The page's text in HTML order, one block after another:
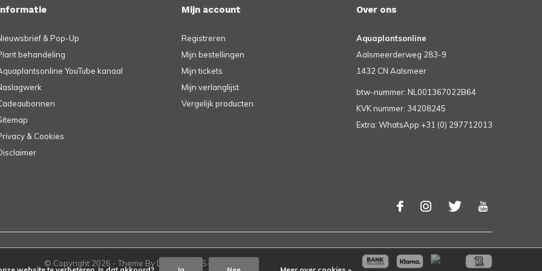
& Pop-Up
behandeling
YouTube kanaal
& Cookies
Mijn account
Registreren
Mijn bestellingen
Mijn tickets
Mijn verlanglijst
Vergelijk producten
Over ons
Aquaplantsonline
Aalsmeerderweg 283-9
1432 CN Aalsmeer
btw-nummer: NL001367022B64
KVK nummer: 34208245
Extra: WhatsApp +31 (0) 297712013
© Copyright 2026 - Theme By DMWS RSS-feed